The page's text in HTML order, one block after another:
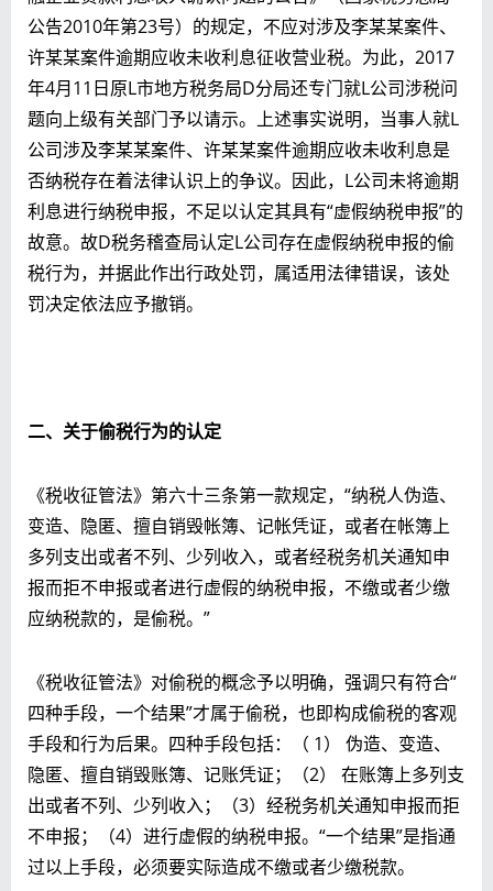
公告2010年第23号）的规定，不应对涉及李某某案件、
许某某案件逾期应收未收利息征收营业税。为此，2017
年4月11日原L市地方税务局D分局还专门就L公司涉税问
题向上级有关部门予以请示。上述事实说明，当事人就L
公司涉及李某某案件、许某某案件逾期应收未收利息是
否纳税存在着法律认识上的争议。因此，L公司未将逾期
利息进行纳税申报，不足以认定其具有“虚假纳税申报”的
故意。故D税务稽查局认定L公司存在虚假纳税申报的偷
税行为，并据此作出行政处罚，属适用法律错误，该处
罚决定依法应予撤销。
二、关于偷税行为的认定
《税收征管法》第六十三条第一款规定，“纳税人伪造、
变造、隐匿、擅自销毁帐簿、记帐凭证，或者在帐簿上
多列支出或者不列、少列收入，或者经税务机关通知申
报而拒不申报或者进行虚假的纳税申报，不缴或者少缴
应纳税款的，是偷税。”
《税收征管法》对偷税的概念予以明确，强调只有符合“
四种手段，一个结果”才属于偷税，也即构成偷税的客观
手段和行为后果。四种手段包括：（ 1） 伪造、变造、
隐匿、擅自销毁账簿、记账凭证；（2） 在账簿上多列支
出或者不列、少列收入；（3）经税务机关通知申报而拒
不申报；（4）进行虚假的纳税申报。“一个结果”是指通
过以上手段，必须要实际造成不缴或者少缴税款。